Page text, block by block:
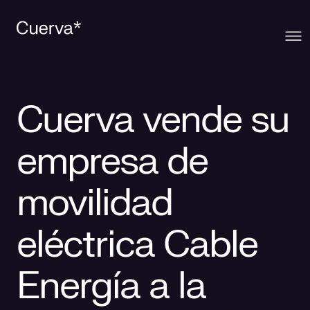
La mirada Cuerva
Trabaja en Cuerva
Prensa
Qué ofrecemos
Distribución
Smart Services
Smart Solutions
Innovación
Comunidad
Blog
Recursos
Contacto
Cuerva vende su
empresa de
movilidad
eléctrica Cable
Energía a la